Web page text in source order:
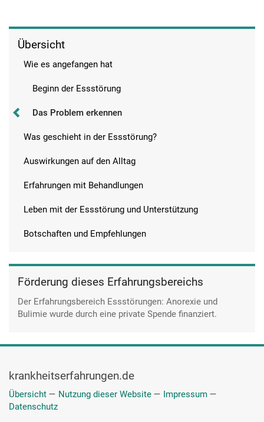
Übersicht
Wie es angefangen hat
Beginn der Essstörung
Das Problem erkennen
Was geschieht in der Essstörung?
Auswirkungen auf den Alltag
Erfahrungen mit Behandlungen
Leben mit der Essstörung und Unterstützung
Botschaften und Empfehlungen
Förderung dieses Erfahrungsbereichs
Der Erfahrungsbereich Essstörungen: Anorexie und
Bulimie wurde durch eine private Spende finanziert.
krankheitserfahrungen.de
Übersicht — Nutzung dieser Website — Impressum —
Datenschutz